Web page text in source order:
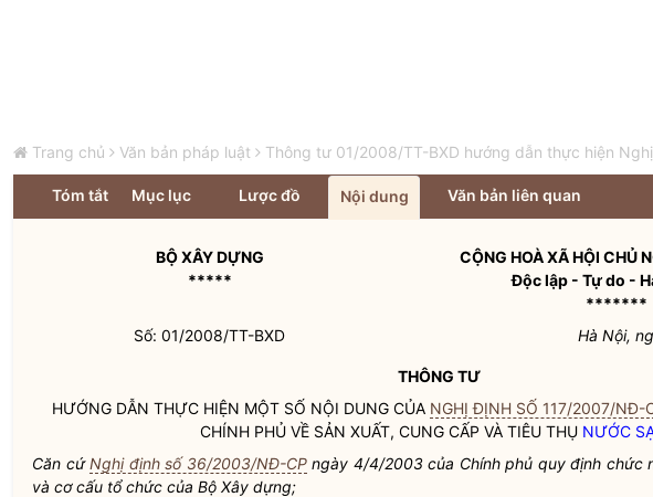
Trang chủ Văn bản pháp luật Thông tư 01/2008/TT-BXD hướng dẫn thực hiện
Tóm tắt Mục lục Lược đồ Nội dung Văn bản liên quan
BỘ XÂY DỰNG
*****
CỘNG HOÀ XÃ HỘI CHỦ
Độc lập - Tự do -
*******
Số: 01/2008/TT-BXD
Hà Nội,
THÔNG TƯ
HƯỚNG DẪN THỰC HIỆN MỘT SỐ NỘI DUNG CỦA NGHỊ ĐỊNH SỐ 117/2007/NĐ-
CHÍNH PHỦ VỀ SẢN XUẤT, CUNG CẤP VÀ TIÊU THỤ NƯỚC
Căn cứNghị định số 36/2003/NĐ-CPngày 4/4/2003 của Chính phủ quy định chức
và cơ cấu tổ chức của Bộ Xây dựng;